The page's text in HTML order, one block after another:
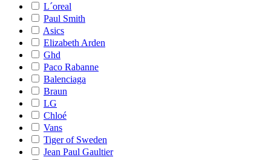
L´oreal
Paul Smith
Asics
Elizabeth Arden
Ghd
Paco Rabanne
Balenciaga
Braun
LG
Chloé
Vans
Tiger of Sweden
Jean Paul Gaultier